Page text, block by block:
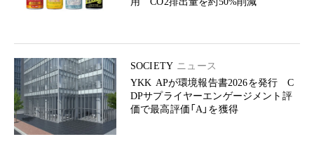
SOCIETY ニュース
YKK APが環境報告書2026を発行 C
DPサプライヤーエンゲージメント評
価で最高評価「A」を獲得